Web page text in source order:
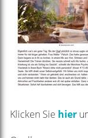
Klicken Sie hier